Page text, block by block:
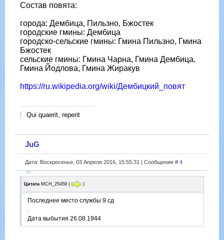
Состав повята:
города: Дембица, Пильзно, Бжостек
городские гмины: Дембица
городско-сельские гмины: Гмина Пильзно, Гмина
Бжостек
сельские гмины: Гмина Чарна, Гмина Дембица,
Гмина Йодлова, Гмина Жиракув
https://ru.wikipedia.org/wiki/Дембицкий_повят
Qui quaerit, reperit
JuG
Дата: Воскресенье, 03 Апреля 2016, 15:55:31 | Сообщение # 4
Цитата МСН_25459 ( )
Последнее место службы 9 сд
.
Дата выбытия 26.08.1944